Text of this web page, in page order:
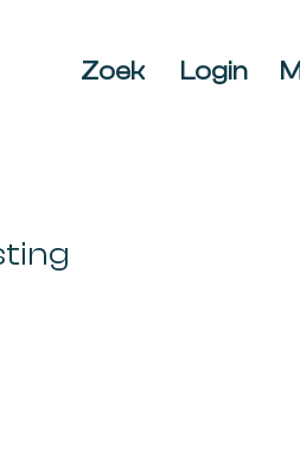
Zoek Login